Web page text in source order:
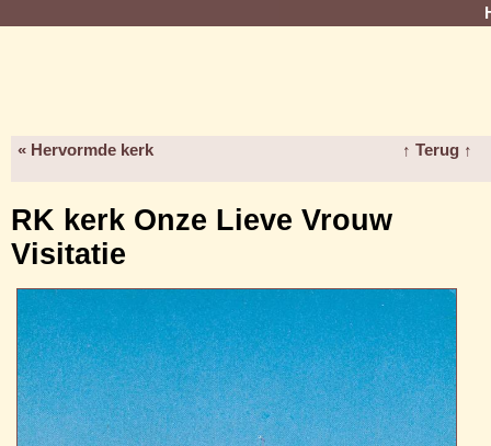
« Hervormde kerk ↑ Terug ↑
RK kerk Onze Lieve Vrouw
Visitatie